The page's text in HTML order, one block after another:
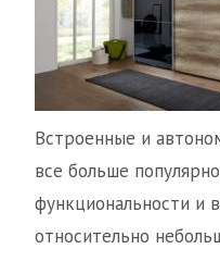
Встроенные и
все больше
функциональности и
относительно